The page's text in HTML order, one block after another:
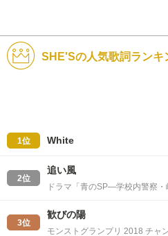
SHE'Sの人気歌詞ランキ
1位 White
2位
追い風
ドラマ「青のSP―学校内警察
3位
歓びの陽
モンストグランプリ 2018 チャ